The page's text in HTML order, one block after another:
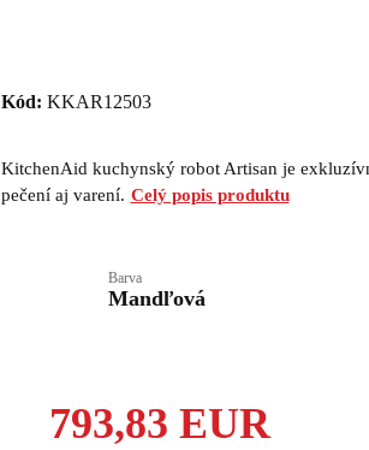
Kód: KKAR12503
KitchenAid kuchynský robot Artisan je
pečení aj varení. Celý popis produktu
Barva
Mandľová
793,83 EUR